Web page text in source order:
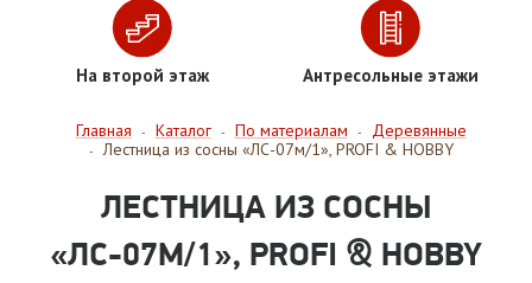
На второй этаж Антресольные этажи
Главная - Каталог - По материалам - Деревянные
- Лестница из сосны «ЛС-07м/1», PROFI & HOBBY
ЛЕСТНИЦА ИЗ СОСНЫ
«ЛС-07М/1», PROFI & HOBBY